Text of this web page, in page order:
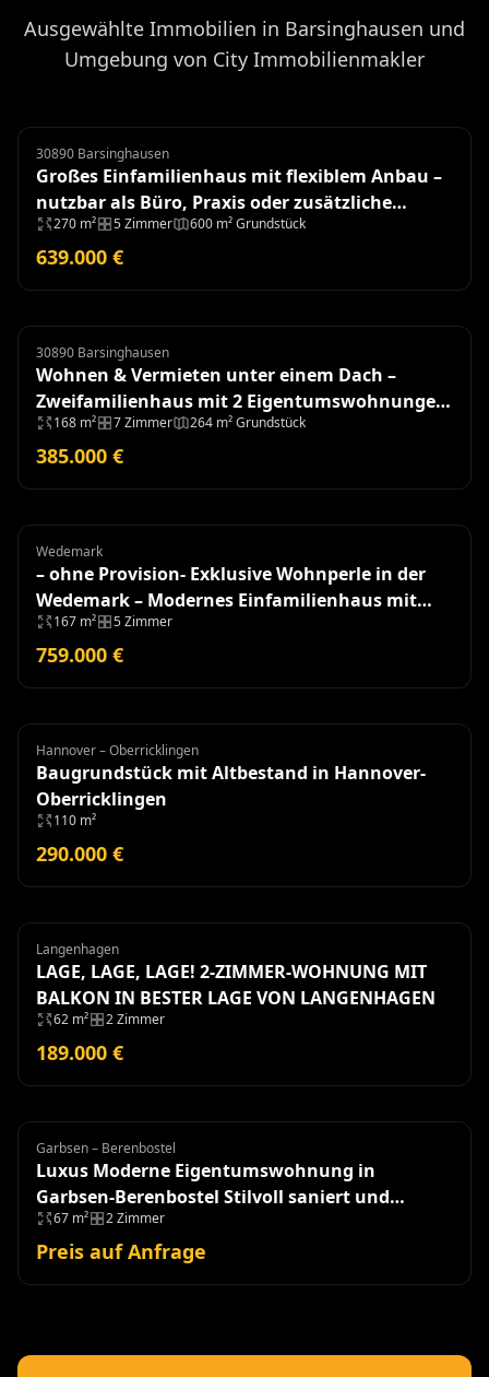
Ausgewählte Immobilien in Barsinghausen und
Umgebung von City Immobilienmakler
Einfamilienhaus
30890 Barsinghausen
Großes Einfamilienhaus mit flexiblem Anbau –
nutzbar als Büro, Praxis oder zusätzliche
Wohnung
270 m² 5 Zimmer 600 m² Grundstück
639.000 €
Zweifamilienhaus
30890 Barsinghausen
Wohnen & Vermieten unter einem Dach –
Zweifamilienhaus mit 2 Eigentumswohnungen
und Garagen
168 m² 7 Zimmer 264 m² Grundstück
385.000 €
Einfamilienhaus
Wedemark
– ohne Provision- Exklusive Wohnperle in der
Wedemark – Modernes Einfamilienhaus mit
hochwertiger Ausstattung
167 m² 5 Zimmer
759.000 €
Grundstück
Hannover – Oberricklingen
Baugrundstück mit Altbestand in Hannover-
Oberricklingen
110 m²
290.000 €
Wohnung
Langenhagen
LAGE, LAGE, LAGE! 2-ZIMMER-WOHNUNG MIT
BALKON IN BESTER LAGE VON LANGENHAGEN
62 m² 2 Zimmer
189.000 €
Eigentumswohnung
Garbsen – Berenbostel
Luxus Moderne Eigentumswohnung in
Garbsen-Berenbostel Stilvoll saniert und
einzugsbereit!
67 m² 2 Zimmer
Preis auf Anfrage